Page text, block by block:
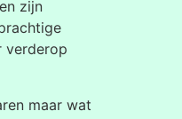
zijn
verderop
maar wat